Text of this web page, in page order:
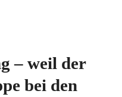
– weil der
bei den